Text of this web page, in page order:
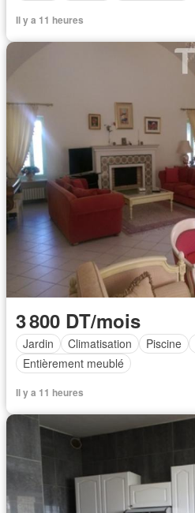
Il y a 11 heures
3 800 DT/mois
Jardin Climatisation Piscine
Entièrement meublé
Il y a 11 heures